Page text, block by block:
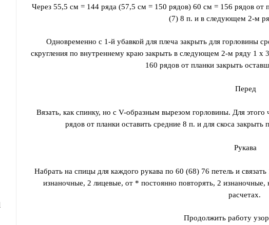
Через 55,5 см = 144 ряда (57,5 см = 150 рядов) 60 см = 156 рядов от
(7) 8 п. и в следующем 2-м
Одновременно с 1-й убавкой для плеча закрыть для горловины
скругления по внутреннему краю закрыть в следующем 2-м ряду 1
160 рядов от планки закрыть
Перед
Вязать, как спинку, но с V-образным вырезом горловины. Для
рядов от планки оставить средние 8 п. и для скоса
Рукава
Набрать на спицы для каждого рукава по 60 (68) 76 петель и
изнаночные, 2 лицевые, от * постоянно повторять, 2
расчетах.
Продолжить работу